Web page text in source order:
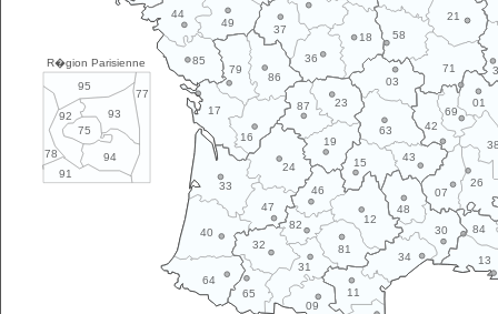
R�gion Parisienne
77
78
91
95
93
75
94
92
11
12
13
15
16
17
18
19
21
23
24
26
30
31
32
33
34
36
37
40
42
43
44
46
47
48
49
58
63
64
65
69
01
03
07
09
71
79
81
82 84
85
86
87